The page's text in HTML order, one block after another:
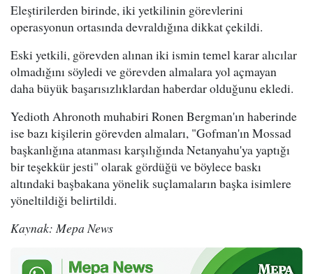
Eleştirilerden birinde, iki yetkilinin görevlerini
operasyonun ortasında devraldığına dikkat çekildi.
Eski yetkili, görevden alınan iki ismin temel karar alıcılar
olmadığını söyledi ve görevden almalara yol açmayan
daha büyük başarısızlıklardan haberdar olduğunu ekledi.
Yedioth Ahronoth muhabiri Ronen Bergman'ın haberinde
ise bazı kişilerin görevden almaları, "Gofman'ın Mossad
başkanlığına atanması karşılığında Netanyahu'ya yaptığı
bir teşekkür jesti" olarak gördüğü ve böylece baskı
altındaki başbakana yönelik suçlamaların başka isimlere
yöneltildiği belirtildi.
Kaynak: Mepa News